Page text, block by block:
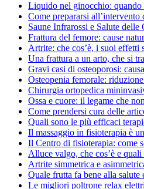
Liquido nel ginocchio: quando
Come prepararsi
Saune Infrarossi e Salute
Frattura del femore: cause
Artrite: che cos’è, i suoi effetti
Una frattura a un arto, che si
Gravi casi di osteoporosi:
Osteopenia femorale:
Chirurgia ortopedica
Ossa e cuore: il legame che
Come prendersi cura delle
Quali sono le più efficaci
Il massaggio in fisioterapia è
Il Centro di fisioterapia: come
Alluce valgo, che cos’è e
Artrite simmetrica e
Quale frutta fa bene alla salute
Le migliori poltrone relax